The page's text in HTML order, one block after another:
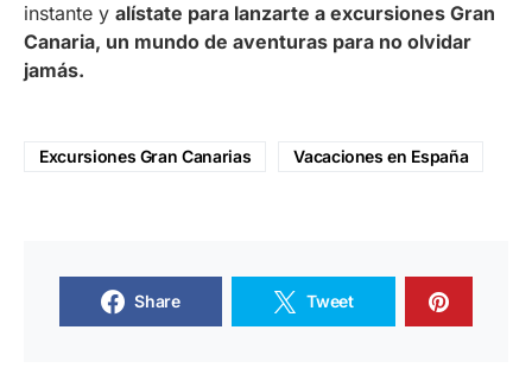
instante y alístate para lanzarte a excursiones Gran
Canaria, un mundo de aventuras para no olvidar
jamás.
Excursiones Gran Canarias Vacaciones en España
Share Tweet